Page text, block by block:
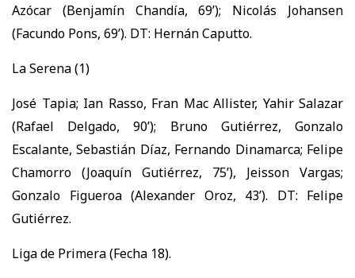
Azócar (Benjamín Chandía, 69’); Nicolás Johansen
(Facundo Pons, 69’). DT: Hernán Caputto.
La Serena (1)
José Tapia; Ian Rasso, Fran Mac Allister, Yahir Salazar
(Rafael Delgado, 90’); Bruno Gutiérrez, Gonzalo
Escalante, Sebastián Díaz, Fernando Dinamarca; Felipe
Chamorro (Joaquín Gutiérrez, 75’), Jeisson Vargas;
Gonzalo Figueroa (Alexander Oroz, 43’). DT: Felipe
Gutiérrez.
Liga de Primera (Fecha 18).